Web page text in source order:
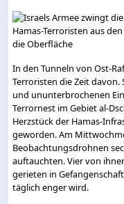
In den Tunneln von Ost-
Terroristen die Zeit davon.
und ununterbrochenen
Terrornest im Gebiet al-
Herzstück der Hamas-
geworden. Am
Beobachtungsdrohnen
auftauchten. Vier von
gerieten in
täglich enger wird.